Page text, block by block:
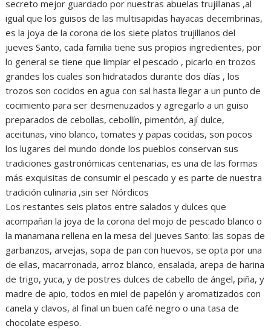
secreto mejor guardado por nuestras abuelas trujillanas ,al
igual que los guisos de las multisapidas hayacas decembrinas,
es la joya de la corona de los siete platos trujillanos del
jueves Santo, cada familia tiene sus propios ingredientes, por
lo general se tiene que limpiar el pescado , picarlo en trozos
grandes los cuales son hidratados durante dos días , los
trozos son cocidos en agua con sal hasta llegar a un punto de
cocimiento para ser desmenuzados y agregarlo a un guiso
preparados de cebollas, cebollín, pimentón, ají dulce,
aceitunas, vino blanco, tomates y papas cocidas, son pocos
los lugares del mundo donde los pueblos conservan sus
tradiciones gastronómicas centenarias, es una de las formas
más exquisitas de consumir el pescado y es parte de nuestra
tradición culinaria ,sin ser Nórdicos
Los restantes seis platos entre salados y dulces que
acompañan la joya de la corona del mojo de pescado blanco o
la manamana rellena en la mesa del jueves Santo: las sopas de
garbanzos, arvejas, sopa de pan con huevos, se opta por una
de ellas, macarronada, arroz blanco, ensalada, arepa de harina
de trigo, yuca, y de postres dulces de cabello de ángel, piña, y
madre de apio, todos en miel de papelón y aromatizados con
canela y clavos, al final un buen café negro o una tasa de
chocolate espeso.